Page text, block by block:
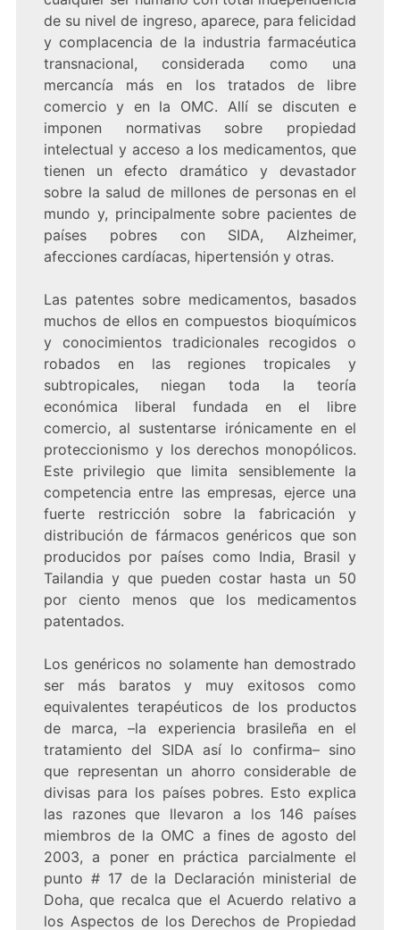
de su nivel de ingreso, aparece, para felicidad
y complacencia de la industria farmacéutica
transnacional, considerada como una
mercancía más en los tratados de libre
comercio y en la OMC. Allí se discuten e
imponen normativas sobre propiedad
intelectual y acceso a los medicamentos, que
tienen un efecto dramático y devastador
sobre la salud de millones de personas en el
mundo y, principalmente sobre pacientes de
países pobres con SIDA, Alzheimer,
afecciones cardíacas, hipertensión y otras.
Las patentes sobre medicamentos, basados
muchos de ellos en compuestos bioquímicos
y conocimientos tradicionales recogidos o
robados en las regiones tropicales y
subtropicales, niegan toda la teoría
económica liberal fundada en el libre
comercio, al sustentarse irónicamente en el
proteccionismo y los derechos monopólicos.
Este privilegio que limita sensiblemente la
competencia entre las empresas, ejerce una
fuerte restricción sobre la fabricación y
distribución de fármacos genéricos que son
producidos por países como India, Brasil y
Tailandia y que pueden costar hasta un 50
por ciento menos que los medicamentos
patentados.
Los genéricos no solamente han demostrado
ser más baratos y muy exitosos como
equivalentes terapéuticos de los productos
de marca, –la experiencia brasileña en el
tratamiento del SIDA así lo confirma– sino
que representan un ahorro considerable de
divisas para los países pobres. Esto explica
las razones que llevaron a los 146 países
miembros de la OMC a fines de agosto del
2003, a poner en práctica parcialmente el
punto # 17 de la Declaración ministerial de
Doha, que recalca que el Acuerdo relativo a
los Aspectos de los Derechos de Propiedad